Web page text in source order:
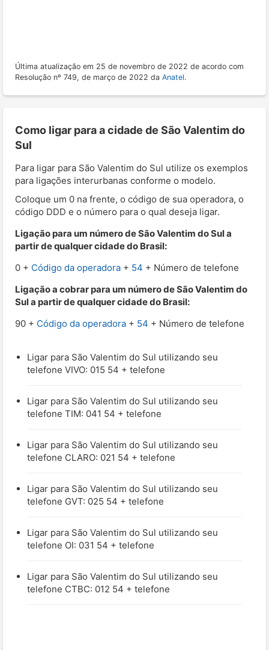
Última atualização em 25 de novembro de 2022 de acordo com
Resolução nº 749, de março de 2022 da Anatel.
Como ligar para a cidade de São Valentim do
Sul
Para ligar para São Valentim do Sul utilize os exemplos
para ligações interurbanas conforme o modelo.
Coloque um 0 na frente, o código de sua operadora, o
código DDD e o número para o qual deseja ligar.
Ligação para um número de São Valentim do Sul a
partir de qualquer cidade do Brasil:
0 + Código da operadora + 54 + Número de telefone
Ligação a cobrar para um número de São Valentim do
Sul a partir de qualquer cidade do Brasil:
90 + Código da operadora + 54 + Número de telefone
Ligar para São Valentim do Sul utilizando seu
telefone VIVO: 015 54 + telefone
Ligar para São Valentim do Sul utilizando seu
telefone TIM: 041 54 + telefone
Ligar para São Valentim do Sul utilizando seu
telefone CLARO: 021 54 + telefone
Ligar para São Valentim do Sul utilizando seu
telefone GVT: 025 54 + telefone
Ligar para São Valentim do Sul utilizando seu
telefone OI: 031 54 + telefone
Ligar para São Valentim do Sul utilizando seu
telefone CTBC: 012 54 + telefone